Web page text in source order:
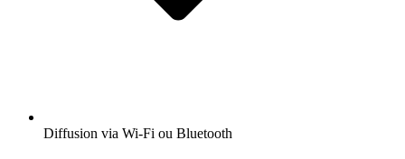
Diffusion via Wi-Fi ou Bluetooth